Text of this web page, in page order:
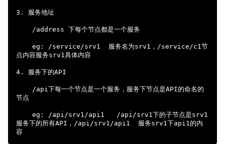
3. 服务地址
点内容服务srv1具体内容
4. 服务下的API
节点
服务下的所有API，/api/srv1/api1  服务srv1下api1的内